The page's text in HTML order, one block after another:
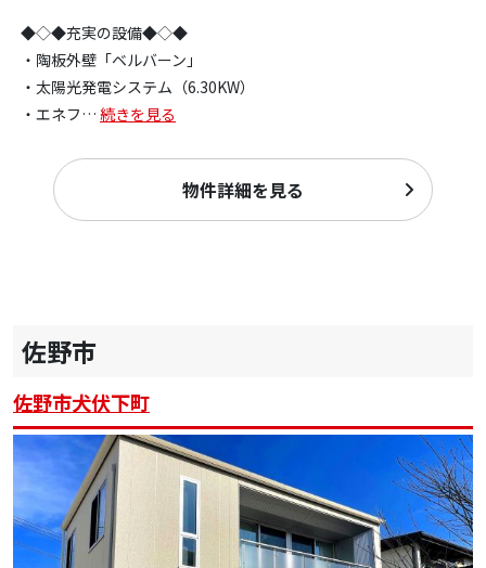
◆◇◆充実の設備◆◇◆
・陶板外壁「ベルバーン」
・太陽光発電システム（6.30KW）
・エネフ… 続きを見る
物件詳細を見る
佐野市
佐野市犬伏下町